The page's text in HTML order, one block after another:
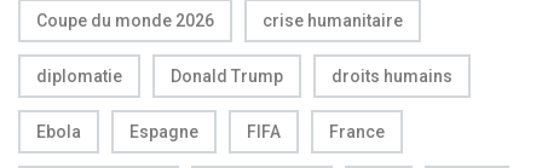
Coupe du monde 2026 crise humanitaire
diplomatie Donald Trump droits humains
Ebola Espagne FIFA France